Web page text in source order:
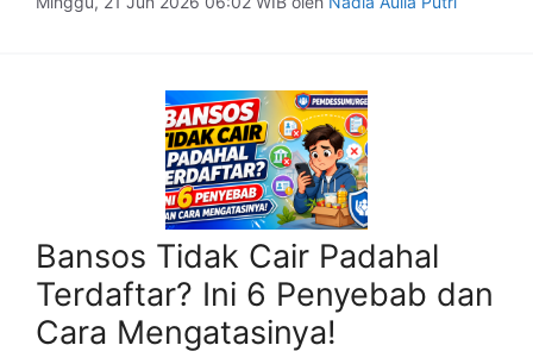
Bansos Tidak Cair Padahal
Terdaftar? Ini 6 Penyebab dan
Cara Mengatasinya!